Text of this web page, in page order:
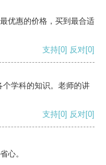
优惠的价格，买到最合适
支持[0] 反对[0]
学科的知识。老师的讲
支持[0] 反对[0]
心。